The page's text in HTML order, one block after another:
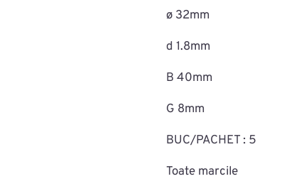
ø 32mm
d 1.8mm
B 40mm
G 8mm
BUC/PACHET : 5
Toate marcile